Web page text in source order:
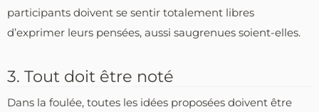
participants doivent se sentir totalement libres
d’exprimer leurs pensées, aussi saugrenues soient-elles.
3. Tout doit être noté
Dans la foulée, toutes les idées proposées doivent être